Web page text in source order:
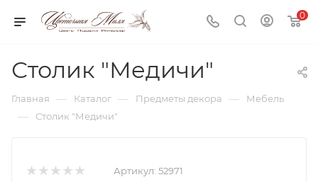
0
Столик "Медичи"
Главная — Каталог — Предметы декора — Мебель
— Столик "Медичи"
Артикул: 52971